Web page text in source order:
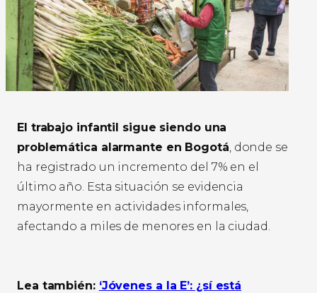
El trabajo infantil sigue siendo una
problemática alarmante en Bogotá, donde se
ha registrado un incremento del 7% en el
último año. Esta situación se evidencia
mayormente en actividades informales,
afectando a miles de menores en la ciudad.
Lea también: ‘Jóvenes a la E’: ¿sí está